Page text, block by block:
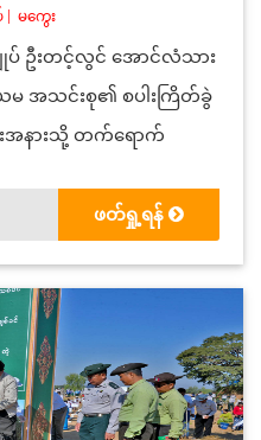
| မကွေး
ပ် ဦးတင့်လွင် အောင်လံသား
အသင်းစု၏ စပါးကြိတ်ခွဲ
အနားသို့ တက်ရောက်
ဖတ်ရှု့ရန်